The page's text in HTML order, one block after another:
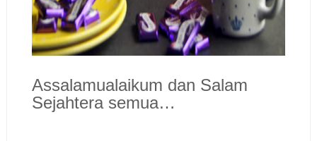
Assalamualaikum dan Salam
Sejahtera semua…